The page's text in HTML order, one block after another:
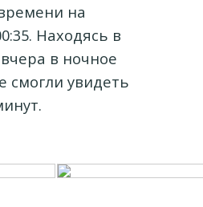
на
Находясь в
в ночное
смогли увидеть